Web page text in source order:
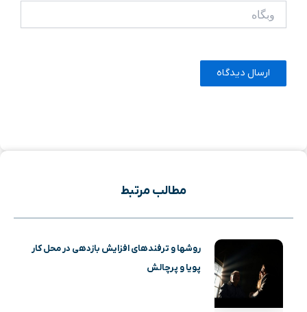
مطالب مرتبط
روشها و ترفندهای افزایش بازدهی در محل کار
پویا و پرچالش